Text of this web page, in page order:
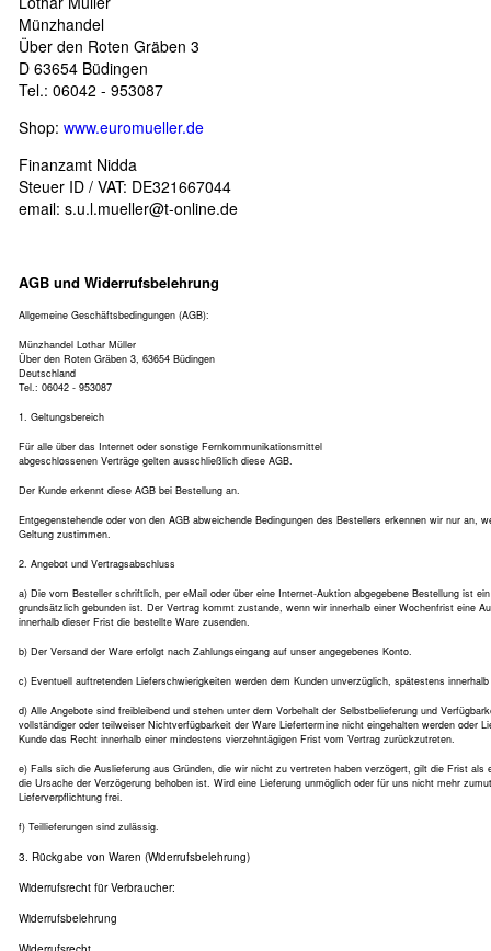
Münzhandel
Über den Roten Gräben 3
D 63654 Büdingen
Tel.: 06042 - 953087
Shop: www.euromueller.de
Finanzamt Nidda
Steuer ID / VAT: DE321667044
email: s.u.l.mueller@t-online.de
AGB und Widerrufsbelehrung
Allgemeine Geschäftsbedingungen (AGB):
Münzhandel Lothar Müller
Über den Roten Gräben 3, 63654 Büdingen
Deutschland
Tel.: 06042 - 953087
1. Geltungsbereich
Für alle über das Internet oder sonstige Fernkommunikationsmittel
abgeschlossenen Verträge gelten ausschließlich diese AGB.
Der Kunde erkennt diese AGB bei Bestellung an.
Entgegenstehende oder von den AGB abweichende Bedingungen des Bestellers erkennen wir nur an,
Geltung zustimmen.
2. Angebot und Vertragsabschluss
a) Die vom Besteller schriftlich, per eMail oder über eine Internet-Auktion abgegebene Bestellung ist
grundsätzlich gebunden ist. Der Vertrag kommt zustande, wenn wir innerhalb einer Wochenfrist eine
innerhalb dieser Frist die bestellte Ware zusenden.
b) Der Versand der Ware erfolgt nach Zahlungseingang auf unser angegebenes Konto.
c) Eventuell auftretenden Lieferschwierigkeiten werden dem Kunden unverzüglich, spätestens
d) Alle Angebote sind freibleibend und stehen unter dem Vorbehalt der Selbstbelieferung und
vollständiger oder teilweiser Nichtverfügbarkeit der Ware Liefertermine nicht eingehalten werden oder
Kunde das Recht innerhalb einer mindestens vierzehntägigen Frist vom Vertrag zurückzutreten.
e) Falls sich die Auslieferung aus Gründen, die wir nicht zu vertreten haben verzögert, gilt die Frist als
die Ursache der Verzögerung behoben ist. Wird eine Lieferung unmöglich oder für uns nicht mehr
Lieferverpflichtung frei.
f) Teillieferungen sind zulässig.
3. Rückgabe von Waren (Widerrufsbelehrung)
Widerrufsrecht für Verbraucher:
Widerrufsbelehrung